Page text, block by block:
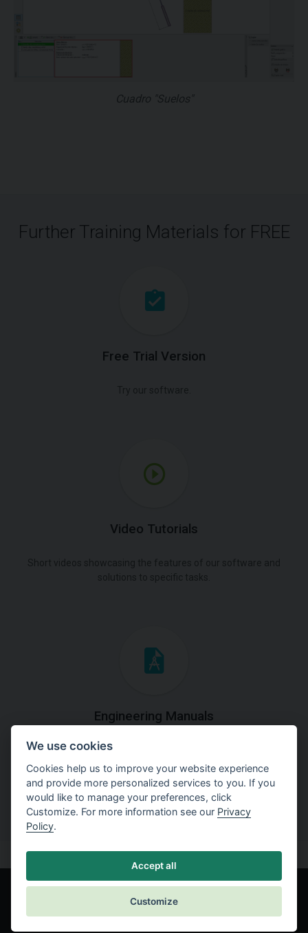
Cuadro "Suelos"
Further Training Materials for FREE
Free Trial Version
Video Tutorials
Engineering Manuals
Step by steps guides on how
to solve a specific tasks.
We use cookies
Cookies help us to improve your website experience
and provide more personalized services to you. If you
would like to manage your preferences, click
Customize. For more information see our Privacy
Policy.
Accept all
Customize